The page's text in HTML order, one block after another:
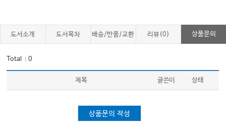
도서소개 도서목차 배송/반품/교환 리뷰(0) 상품문의
Total ｜0
제목 글쓴이 상태
상품문의 작성